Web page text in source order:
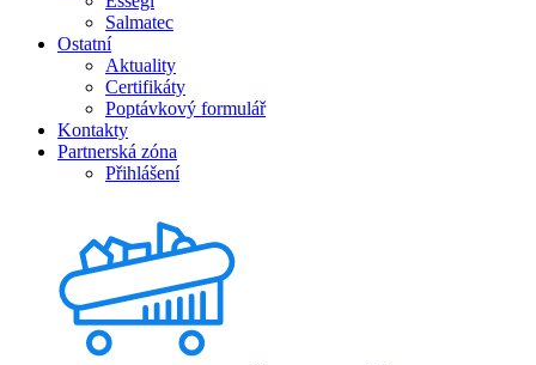
Salmatec
Ostatní
Aktuality
Certifikáty
Poptávkový formulář
Kontakty
Partnerská zóna
Přihlášení